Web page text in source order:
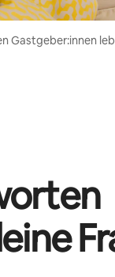
Gastgeber:innen